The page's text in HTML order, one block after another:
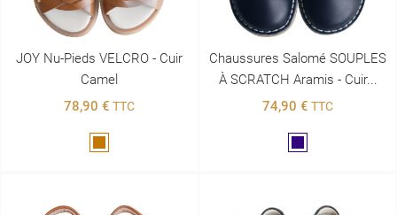
JOY Nu-Pieds VELCRO - Cuir
Camel
78,90 € TTC
Chaussures Salomé SOUPLES
À SCRATCH Aramis - Cuir...
74,90 € TTC